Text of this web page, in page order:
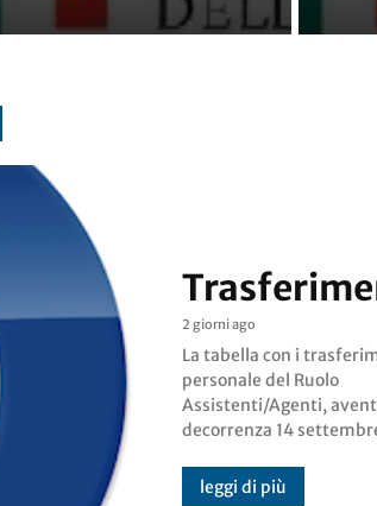
2 giorni ago
La tabella con i
personale del Ruolo
Assistenti/Agenti,
decorrenza 14
già inviata alle
provinciali di ES Polizia per
leggi di più